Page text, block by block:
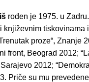
rođen je 1975. u
književnim
proze“, Znanje
front, Beograd 2012;
Sarajevo 2012;
Priče su mu